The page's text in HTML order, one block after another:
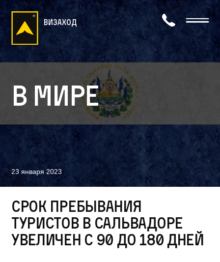
визаход
В мире
23 января 2023
Срок пребывания
туристов в Сальвадоре
увеличен с 90 до 180 дней